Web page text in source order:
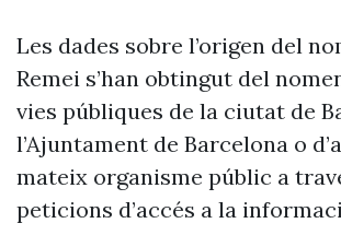
Les dades sobre l’origen del
Remei s’han obtingut del
vies públiques de la ciutat de
l’Ajuntament de Barcelona o
mateix organisme públic a
peticions d’accés a la